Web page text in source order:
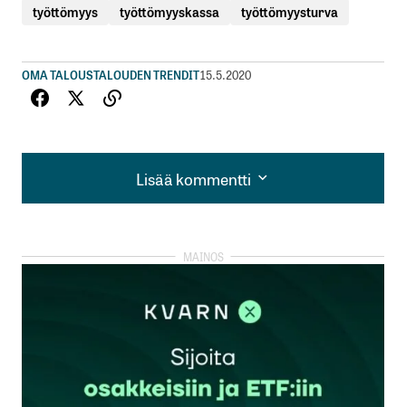
työttömyys työttömyyskassa työttömyysturva
OMA TALOUSTALOUDEN TRENDIT15.5.2020
Lisää kommentti
Lisää kommentti
kirjautua
rekisteröityä